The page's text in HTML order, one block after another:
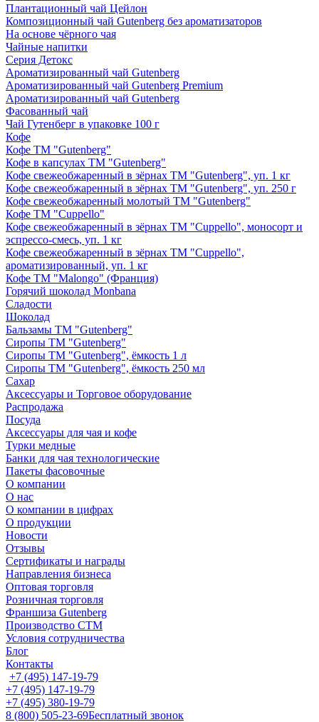
Плантационный чай Цейлон
Композиционный чай Gutenberg без ароматизаторов
На основе чёрного чая
Чайные напитки
Серия Детокс
Ароматизированный чай Gutenberg
Ароматизированный чай Gutenberg Premium
Ароматизированный чай Gutenberg
Фасованный чай
Чай Гутенберг в упаковке 100 г
Кофе
Кофе ТМ "Gutenberg"
Кофе в капсулах ТМ "Gutenberg"
Кофе свежеобжаренный в зёрнах ТМ "Gutenberg", уп. 1 кг
Кофе свежеобжаренный в зёрнах ТМ "Gutenberg", уп. 250 г
Кофе свежеобжаренный молотый ТМ "Gutenberg"
Кофе ТМ "Cuppello"
Кофе свежеобжаренный в зёрнах ТМ "Cuppello", моносорт и
эспрессо-смесь, уп. 1 кг
Кофе свежеобжаренный в зёрнах ТМ "Cuppello",
ароматизированный, уп. 1 кг
Кофе ТМ "Malongo" (Франция)
Горячий шоколад Monbana
Сладости
Шоколад
Бальзамы ТМ "Gutenberg"
Сиропы ТМ "Gutenberg"
Сиропы ТМ "Gutenberg", ёмкость 1 л
Сиропы ТМ "Gutenberg", ёмкость 250 мл
Сахар
Аксессуары и Торговое оборудование
Распродажа
Посуда
Аксессуары для чая и кофе
Турки медные
Банки для чая технологические
Пакеты фасовочные
О компании
О нас
О компании в цифрах
О продукции
Новости
Отзывы
Сертификаты и награды
Направления бизнеса
Оптовая торговля
Розничная торговля
Франшиза Gutenberg
Производство СТМ
Условия сотрудничества
Блог
Контакты
+7 (495) 147-19-79
+7 (495) 147-19-79
+7 (495) 380-19-79
8 (800) 505-23-69Бесплатный звонок